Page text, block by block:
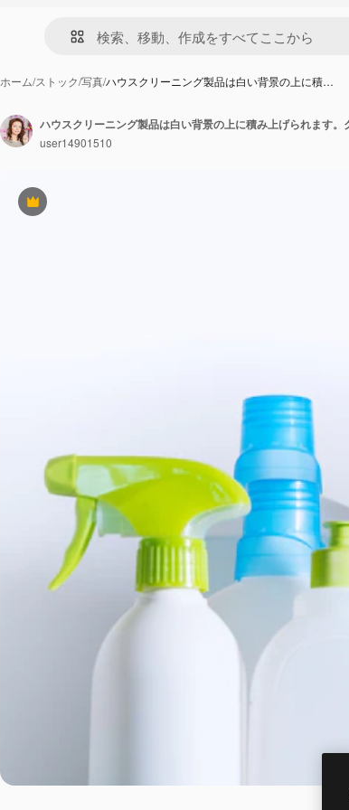
ホーム/ストック/写真/ハウスクリーニング製品は白い背景の上に積…
Premium
user14901510